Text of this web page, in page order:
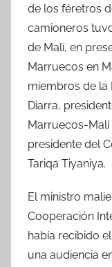
de los féretros
camioneros
de Malí, en
Marruecos en
miembros de la
Diarra,
Marruecos-Malí
presidente del
Tariqa Tiyaniya.
El ministro
Cooperación
había recibido
una audiencia